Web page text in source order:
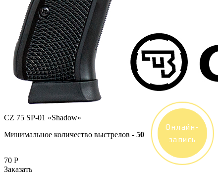
CZ 75 SP-01 «Shadow»
Минимальное количество выстрелов - 50
70 Р
Заказать
Онлайн-
запись